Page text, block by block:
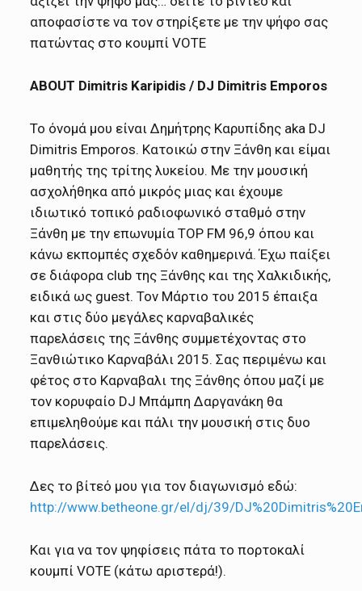
αποφασίστε να τον στηρίξετε με την ψήφο σας
πατώντας στο κουμπί VOTE
ABOUT Dimitris Karipidis / DJ Dimitris Emporos
Το όνομά μου είναι Δημήτρης Καρυπίδης aka DJ
Dimitris Emporos. Κατοικώ στην Ξάνθη και είμαι
μαθητής της τρίτης λυκείου. Με την μουσική
ασχολήθηκα από μικρός μιας και έχουμε
ιδιωτικό τοπικό ραδιοφωνικό σταθμό στην
Ξάνθη με την επωνυμία TOP FM 96,9 όπου και
κάνω εκπομπές σχεδόν καθημερινά. Έχω παίξει
σε διάφορα club της Ξάνθης και της Χαλκιδικής,
ειδικά ως guest. Τον Μάρτιο του 2015 έπαιξα
και στις δύο μεγάλες καρναβαλικές
παρελάσεις της Ξάνθης συμμετέχοντας στο
Ξανθιώτικο Καρναβάλι 2015. Σας περιμένω και
φέτος στο Καρναβαλι της Ξάνθης όπου μαζί με
τον κορυφαίο DJ Μπάμπη Δαργανάκη θα
επιμεληθούμε και πάλι την μουσική στις δυο
παρελάσεις.
Δες το βίτεό μου για τον διαγωνισμό εδώ:
http://www.betheone.gr/el/dj/39/
Και για να τον ψηφίσεις πάτα το πορτοκαλί
κουμπί VOTE (κάτω αριστερά!).